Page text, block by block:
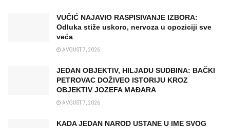
VUČIĆ NAJAVIO RASPISIVANJE IZBORA:
Odluka stiže uskoro, nervoza u opoziciji sve
veća
AVGUST 7, 2026
JEDAN OBJEKTIV, HILJADU SUDBINA: BAČKI
PETROVAC DOŽIVEO ISTORIJU KROZ
OBJEKTIV JOZEFA MAĐARA
AVGUST 7, 2026
KADA JEDAN NAROD USTANE U IME SVOG